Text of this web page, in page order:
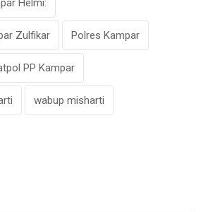
Helmi:
Zulfikar Polres Kampar
PP Kampar
wabup misharti